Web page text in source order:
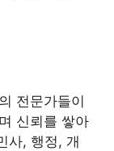
전문가들이
신뢰를 쌓아
사, 행정, 개